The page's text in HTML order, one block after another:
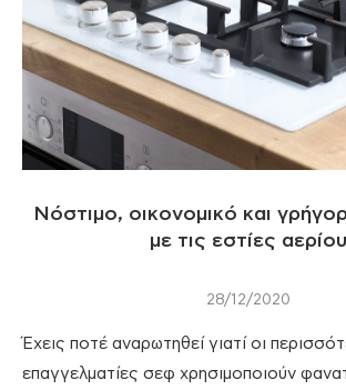
Νόστιμο, οικονομικό και
με τις εστίες αερίου
28/12/2020
Έχεις ποτέ αναρωτηθεί γιατί οι
επαγγελματίες σεφ χρησιμοποιούν